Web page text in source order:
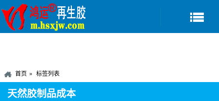
首页 标签列表
天然胶制品成本